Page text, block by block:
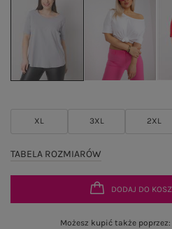
XL 3XL 2XL
TABELA ROZMIARÓW
DODAJ DO
Możesz kupić także poprzez: